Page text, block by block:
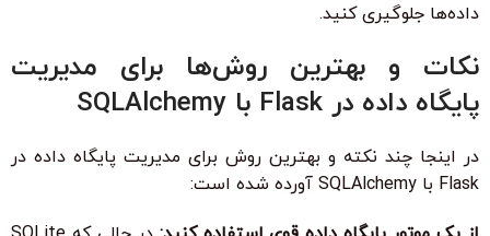
داده‌ها جلوگیری کنید.
نکات و بهترین روش‌ها برای مدیریت
پایگاه داده در Flask با SQLAlchemy
در اینجا چند نکته و بهترین روش برای مدیریت پایگاه داده در
Flask با SQLAlchemy آورده شده است: